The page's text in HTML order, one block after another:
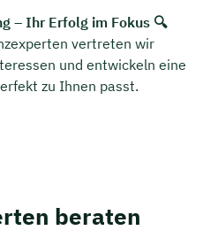
– Ihr Erfolg im Fokus 🔍
vertreten wir
und entwickeln eine
zu Ihnen passt.
beraten
mit Jonas
bis Freitag von 8 bis